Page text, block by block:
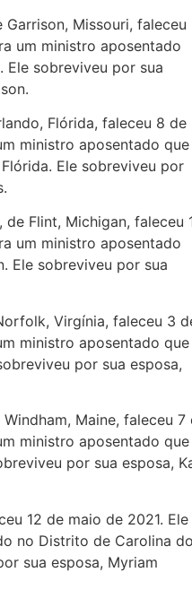
Garrison, Missouri, faleceu
um ministro aposentado
Ele sobreviveu por sua
Flórida, faleceu 8 de
ministro aposentado que
Ele sobreviveu por
de Flint, Michigan, faleceu
um ministro aposentado
Ele sobreviveu por sua
Virgínia, faleceu 3
ministro aposentado que
por sua esposa,
Windham, Maine, faleceu 7
ministro aposentado que
por sua esposa,
12 de maio de 2021. Ele
no Distrito de Carolina
sua esposa, Myriam